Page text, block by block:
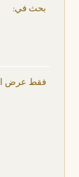
بحث في:
فقط عرض